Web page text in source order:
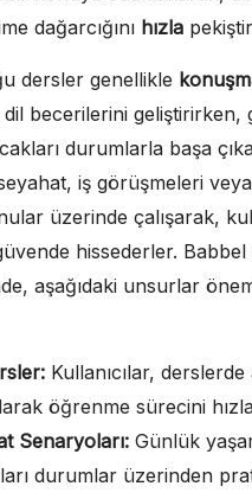
dağarcığını hızla
dersler genellikle
dil becerilerini geliştirirken,
durumlarla başa
iş görüşmeleri
üzerinde çalışarak,
hissederler. Babbel
aşağıdaki unsurlar
Kullanıcılar,
öğrenme sürecini
Senaryoları: Günlük
durumlar üzerinden